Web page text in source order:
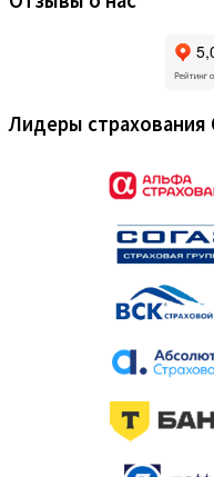
Лидеры